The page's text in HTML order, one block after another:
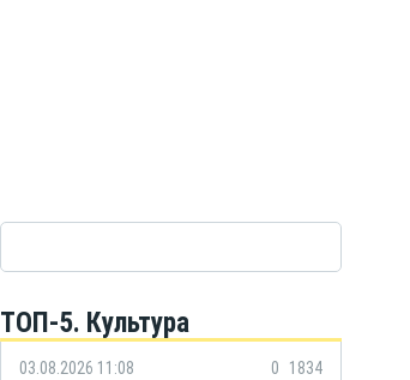
ТОП-5. Культура
03.08.2026 11:08 0
1834